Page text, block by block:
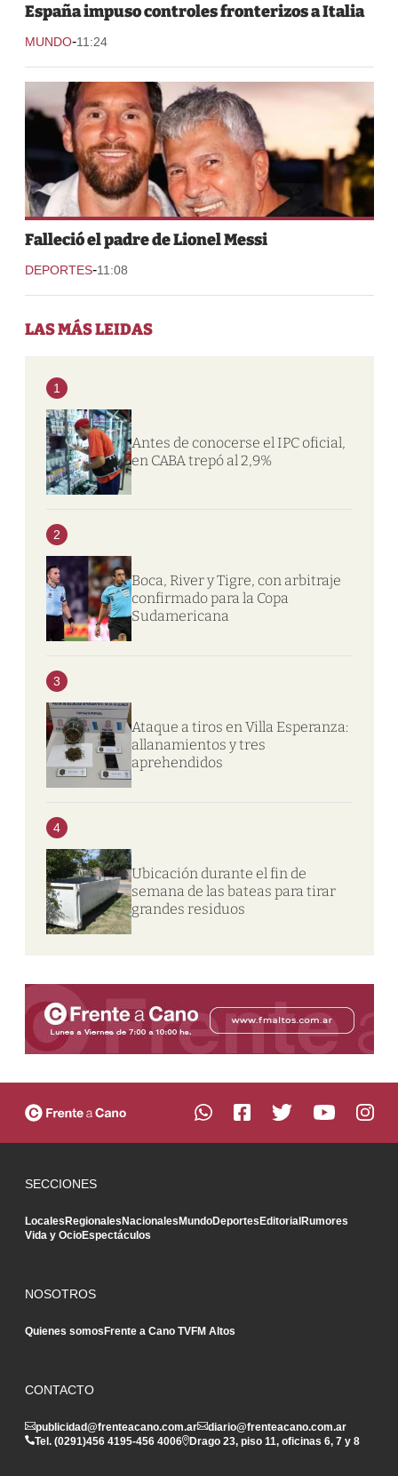
España impuso controles fronterizos a Italia
MUNDO-11:24
Falleció el padre de Lionel Messi
DEPORTES-11:08
LAS MÁS LEIDAS
1
Antes de conocerse el IPC oficial,
en CABA trepó al 2,9%
2
Boca, River y Tigre, con arbitraje
confirmado para la Copa
Sudamericana
3
Ataque a tiros en Villa Esperanza:
allanamientos y tres
aprehendidos
4
Ubicación durante el fin de
semana de las bateas para tirar
grandes residuos
SECCIONES
LocalesRegionalesNacionalesMundoDeportesEditorialRumores
Vida y OcioEspectáculos
NOSOTROS
Quienes somosFrente a Cano TVFM Altos
CONTACTO
publicidad@frenteacano.com.ar
diario@frenteacano.com.ar
Tel. (0291)456 4195-456 4006 Drago 23, piso 11, oficinas 6, 7 y 8